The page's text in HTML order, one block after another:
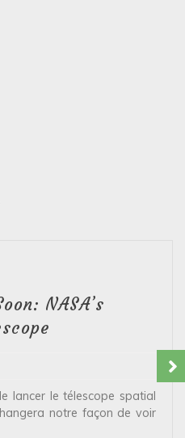
NASA’s
lancer le télescope spatial
notre façon de voir